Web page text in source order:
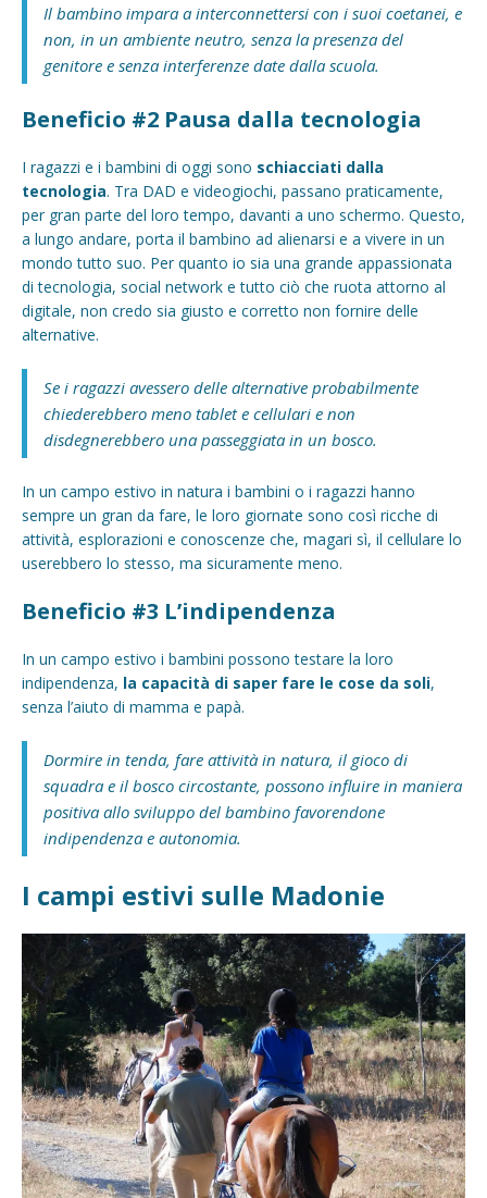
Il bambino impara a interconnettersi con i suoi coetanei, e
non, in un ambiente neutro, senza la presenza del
genitore e senza interferenze date dalla scuola.
Beneficio #2 Pausa dalla tecnologia
I ragazzi e i bambini di oggi sono schiacciati dalla
tecnologia. Tra DAD e videogiochi, passano praticamente,
per gran parte del loro tempo, davanti a uno schermo. Questo,
a lungo andare, porta il bambino ad alienarsi e a vivere in un
mondo tutto suo. Per quanto io sia una grande appassionata
di tecnologia, social network e tutto ciò che ruota attorno al
digitale, non credo sia giusto e corretto non fornire delle
alternative.
Se i ragazzi avessero delle alternative probabilmente
chiederebbero meno tablet e cellulari e non
disdegnerebbero una passeggiata in un bosco.
In un campo estivo in natura i bambini o i ragazzi hanno
sempre un gran da fare, le loro giornate sono così ricche di
attività, esplorazioni e conoscenze che, magari sì, il cellulare lo
userebbero lo stesso, ma sicuramente meno.
Beneficio #3 L’indipendenza
In un campo estivo i bambini possono testare la loro
indipendenza, la capacità di saper fare le cose da soli,
senza l’aiuto di mamma e papà.
Dormire in tenda, fare attività in natura, il gioco di
squadra e il bosco circostante, possono influire in maniera
positiva allo sviluppo del bambino favorendone
indipendenza e autonomia.
I campi estivi sulle Madonie